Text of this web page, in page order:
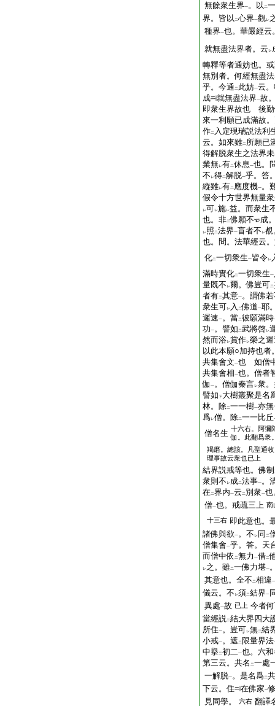
無餘衆生界一。以 二
界。皆以 二心界一觀レ
種界一也。華嚴經云
就無盡法界者。云 レ
轉釋等者通妨也。
無別者。何經無盡
乎。今通 二 此妨一云
成
就無盡法界一故
即衆生界故也 後勤
來一利願已成滿故
作二 入定現瑞説法利
云。如來雖二 所願已
得解脱衆生之法界未
業無レ有二休息一也。
不 レ得二解脱一乎。答
縱雖レ有二 應度機一。
假令十方世界無量
レ可レ施レ益。而衆生
也。非二佛願不 成
レ照 二法界一盲者不 レ覩
也。問。法華經云
化二一切衆生一皆令レ
滿時實化二一切衆生一
量既不 レ爾。佛豈可二
者有二其意一。謂佛
衆生可レ 入 二佛道一耶
遲速一。當二彼願滿時
功一。譬如 二武將啓レ
然而浴レ賞作レ榮之
以此本願○加持也者
共集會文一也 如僧
共集會相一也。僧者
伽 一。僧伽秦言レ衆
譬如下大樹叢聚是名
林。除二一一樹一亦無
爲レ僧。除二一一比丘
僧名生 十六右。阿彌
伽。此翻爲衆
羯磨。總該。凡聖通收
理事故云衆也已上
結界説戒等也。佛制
衆則不 レ成二法事一。
在二界内一云 二 別衆一也
僧一也。戒疏三上 南
十三右 即此意也。
諸佛與欲一。不 レ 同 二
僧集會一乎。答。天
而僧中依 二無力 一借二
レ之。雖二一佛力堪一
其意也。全不 二相違一
儀云。不 レ須二結界一
異處一故 已上 今者
當經説二結大界四大
所住一。豈可レ無二結
小戒一。遮 二 限量界法
中擧二初二一也。六
第三云。共名 二一處
一解脱一。是名爲二
下云。住
在佛家一
見同學。
六右 翻譯